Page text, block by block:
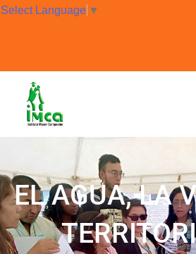
Select Language ▼
EL AGUA, LA